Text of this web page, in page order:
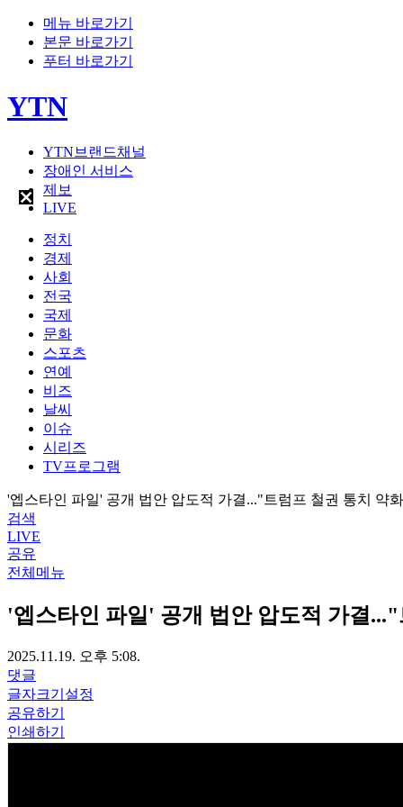
메뉴 바로가기
본문 바로가기
푸터 바로가기
YTN
YTN브랜드채널
장애인 서비스
제보
LIVE
정치
경제
사회
전국
국제
문화
스포츠
연예
비즈
날씨
이슈
시리즈
TV프로그램
'엡스타인 파일' 공개 법안 압도적 가결..."트럼프 철권 통치 약
검색
LIVE
공유
전체메뉴
'엡스타인 파일' 공개 법안 압도적 가결
2025.11.19. 오후 5:08.
댓글
글자크기설정
공유하기
인쇄하기